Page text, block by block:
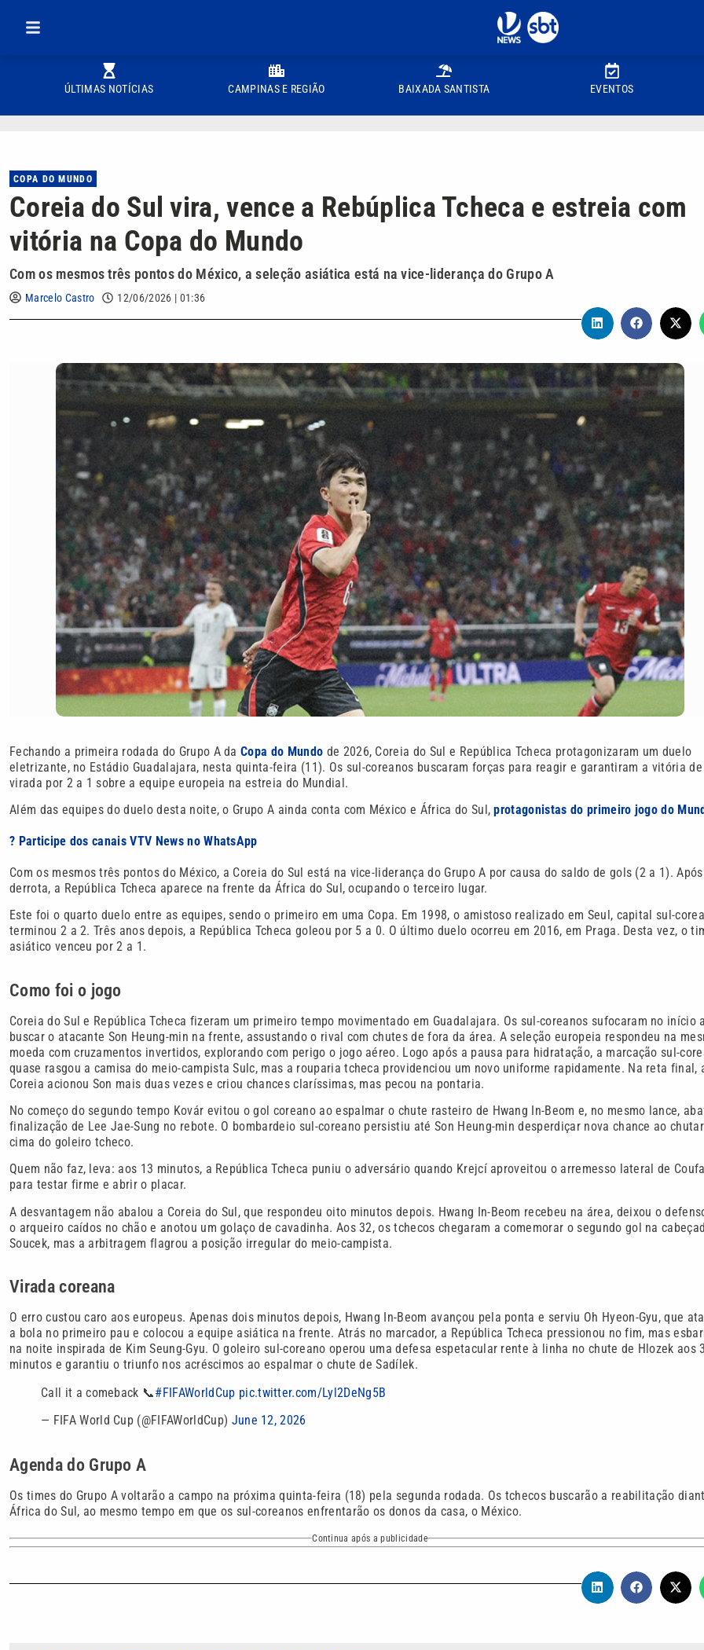
ÚLTIMAS NOTÍCIAS CAMPINAS E REGIÃO BAIXADA SANTISTA EVENTOS
COPA DO MUNDO
Coreia do Sul vira, vence a Rebúplica Tcheca e estreia com
vitória na Copa do Mundo
Com os mesmos três pontos do México, a seleção asiática está na vice-liderança do Grupo A
Marcelo Castro 12/06/2026 | 01:36
Fechando a primeira rodada do Grupo A daCopa do Mundo de 2026, Coreia do Sul e República Tcheca protagonizaram um duelo
eletrizante, no Estádio Guadalajara, nesta quinta-feira (11). Os sul-coreanos buscaram forças para reagir e garantiram a vitória de
virada por 2 a 1 sobre a equipe europeia na estreia do Mundial.
Além das equipes do duelo desta noite, o Grupo A ainda conta com México e África do Sul,protagonistas do primeiro jogo do
? Participe dos canais VTV News no WhatsApp
Com os mesmos três pontos do México, a Coreia do Sul está na vice-liderança do Grupo A por causa do saldo de gols (2 a 1).
derrota, a República Tcheca aparece na frente da África do Sul, ocupando o terceiro lugar.
Este foi o quarto duelo entre as equipes, sendo o primeiro em uma Copa. Em 1998, o amistoso realizado em Seul, capital sul-
terminou 2 a 2. Três anos depois, a República Tcheca goleou por 5 a 0. O último duelo ocorreu em 2016, em Praga. Desta vez, o
asiático venceu por 2 a 1.
Como foi o jogo
Coreia do Sul e República Tcheca fizeram um primeiro tempo movimentado em Guadalajara. Os sul-coreanos sufocaram no início
buscar o atacante Son Heung-min na frente, assustando o rival com chutes de fora da área. A seleção europeia respondeu na
moeda com cruzamentos invertidos, explorando com perigo o jogo aéreo. Logo após a pausa para hidratação, a marcação sul-
quase rasgou a camisa do meio-campista Sulc, mas a rouparia tcheca providenciou um novo uniforme rapidamente. Na reta final,
Coreia acionou Son mais duas vezes e criou chances claríssimas, mas pecou na pontaria.
No começo do segundo tempo Kovár evitou o gol coreano ao espalmar o chute rasteiro de Hwang In-Beom e, no mesmo lance,
finalização de Lee Jae-Sung no rebote. O bombardeio sul-coreano persistiu até Son Heung-min desperdiçar nova chance ao
cima do goleiro tcheco.
Quem não faz, leva: aos 13 minutos, a República Tcheca puniu o adversário quando Krejcí aproveitou o arremesso lateral de Coufal
para testar firme e abrir o placar.
A desvantagem não abalou a Coreia do Sul, que respondeu oito minutos depois. Hwang In-Beom recebeu na área, deixou o
o arqueiro caídos no chão e anotou um golaço de cavadinha. Aos 32, os tchecos chegaram a comemorar o segundo gol na
Soucek, mas a arbitragem flagrou a posição irregular do meio-campista.
Virada coreana
O erro custou caro aos europeus. Apenas dois minutos depois, Hwang In-Beom avançou pela ponta e serviu Oh Hyeon-Gyu, que
a bola no primeiro pau e colocou a equipe asiática na frente. Atrás no marcador, a República Tcheca pressionou no fim, mas
na noite inspirada de Kim Seung-Gyu. O goleiro sul-coreano operou uma defesa espetacular rente à linha no chute de Hlozek aos
minutos e garantiu o triunfo nos acréscimos ao espalmar o chute de Sadílek.
Call it a comeback 📞#FIFAWorldCup pic.twitter.com/Lyl2DeNg5B
— FIFA World Cup (@FIFAWorldCup) June 12, 2026
Agenda do Grupo A
Os times do Grupo A voltarão a campo na próxima quinta-feira (18) pela segunda rodada. Os tchecos buscarão a reabilitação
África do Sul, ao mesmo tempo em que os sul-coreanos enfrentarão os donos da casa, o México.
Continua após a publicidade